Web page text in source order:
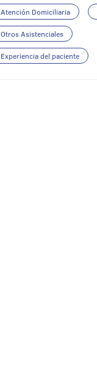
Atención Domiciliaria
Otros Asistenciales
Experiencia del paciente